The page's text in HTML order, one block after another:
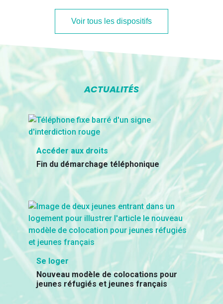
Voir tous les dispositifs
ACTUALITÉS
Accéder aux droits
Fin du démarchage téléphonique
Se loger
Nouveau modèle de colocations pour
jeunes réfugiés et jeunes français